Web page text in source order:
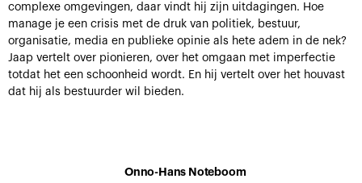
complexe omgevingen, daar vindt hij zijn uitdagingen. Hoe
manage je een crisis met de druk van politiek, bestuur,
organisatie, media en publieke opinie als hete adem in de nek?
Jaap vertelt over pionieren, over het omgaan met imperfectie
totdat het een schoonheid wordt. En hij vertelt over het houvast
dat hij als bestuurder wil bieden.
Onno-Hans Noteboom